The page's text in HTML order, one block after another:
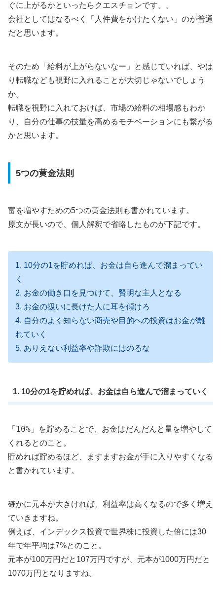
ぐに上がるかといったらクエスチョンです。。
会社としてはなるべく「人件費をかけたくない」のが普通
だと思います。
そのため「給料が上がらないなー」と感じていれば、やは
り転職なども視野に入れることが大切じゃないでしょう
か。
転職を視野に入れておけば、市場の給料の相場感もわか
り、自分の仕事の技量を高めるモチベーションにも繋がる
かと思います。
5つの黄金法則
富を増やすための5つの黄金法則も書かれています。
原文が長いので、個人解釈で省略したものが下記です。
1. 10分の1を貯めれば、お金は自ら進んで溜まってい
く
2. お金の働き口を見つけて、賢明な主人となる
3. お金の扱いに長けた人に耳を傾けろ
4. 自分のよく知らない商売や目的への投資はお金が離
れていく
5. ありえない利益率や詐欺にはのるな
1. 10分の1を貯めれば、お金は自ら進んで溜まっていく
「 10% 」を貯めることで、お金はだんだんと量を増やして
くれるとのこと。
貯めれば貯めるほど、ますますお金が手に入りやすくなる
と書かれています。
確かに元本が大きければ、利益率は高くなるので多く増え
ていきますね。
例えば、インデックス投資で世界株に投資した倍には30
年で年平均は7%とのこと。
元本が100万円だと107万円ですが、元本が1000万円だと
1070万円となりますね。